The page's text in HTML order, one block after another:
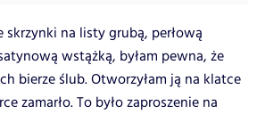
skrzynki na listy grubą, perłową
wstążką, byłam pewna, że
bierze ślub. Otworzyłam ją na klatce
zamarło. To było zaproszenie na